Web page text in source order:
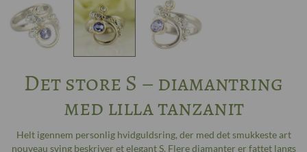
Det store S – diamantring
med lilla tanzanit
Helt igennem personlig hvidguldsring, der med det smukkeste art
nouveau sving beskriver et elegant S. Flere diamanter er fattet langs